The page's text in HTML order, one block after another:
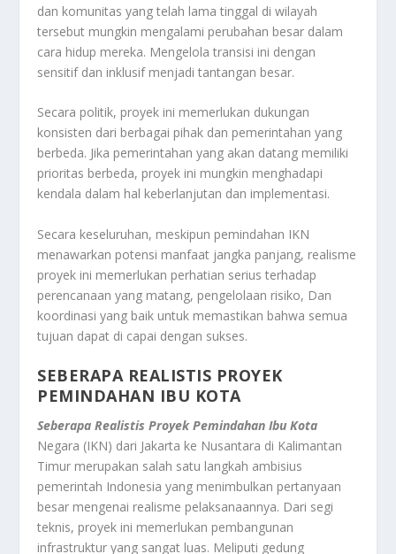
dan komunitas yang telah lama tinggal di wilayah
tersebut mungkin mengalami perubahan besar dalam
cara hidup mereka. Mengelola transisi ini dengan
sensitif dan inklusif menjadi tantangan besar.
Secara politik, proyek ini memerlukan dukungan
konsisten dari berbagai pihak dan pemerintahan yang
berbeda. Jika pemerintahan yang akan datang memiliki
prioritas berbeda, proyek ini mungkin menghadapi
kendala dalam hal keberlanjutan dan implementasi.
Secara keseluruhan, meskipun pemindahan IKN
menawarkan potensi manfaat jangka panjang, realisme
proyek ini memerlukan perhatian serius terhadap
perencanaan yang matang, pengelolaan risiko, Dan
koordinasi yang baik untuk memastikan bahwa semua
tujuan dapat di capai dengan sukses.
SEBERAPA REALISTIS PROYEK
PEMINDAHAN IBU KOTA
Seberapa Realistis Proyek Pemindahan Ibu Kota
Negara (IKN) dari Jakarta ke Nusantara di Kalimantan
Timur merupakan salah satu langkah ambisius
pemerintah Indonesia yang menimbulkan pertanyaan
besar mengenai realisme pelaksanaannya. Dari segi
teknis, proyek ini memerlukan pembangunan
infrastruktur yang sangat luas. Meliputi gedung